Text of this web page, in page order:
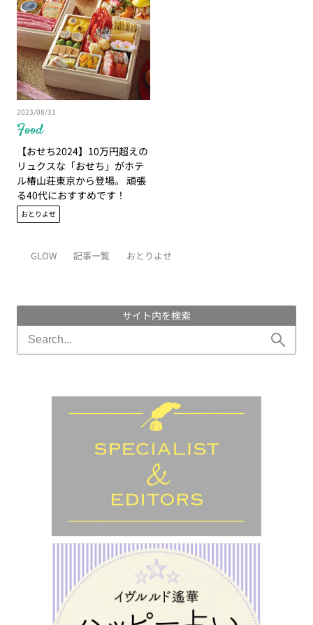
Food
2023/08/31
【おせち2024】10万円超えの
リュクスな「おせち」がホテ
ル椿山荘東京から登場。 頑張
る40代におすすめです！
おとりよせ
GLOW 記事一覧 おとりよせ
サイト内を検索